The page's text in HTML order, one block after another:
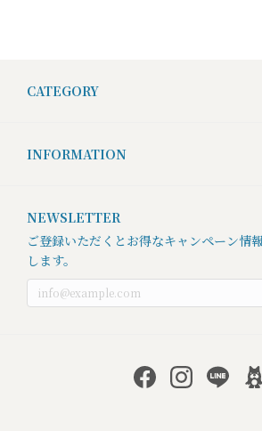
CATEGORY
INFORMATION
NEWSLETTER
ご登録いただくとお得なキャンペーン情
します。